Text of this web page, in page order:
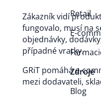
Retail
E-
Zdroje
Blog
Zákazník vidí
fungovalo, musí na
objednávky,
případné vratky.
GRiT pomáhá e-
mezi dodavateli,